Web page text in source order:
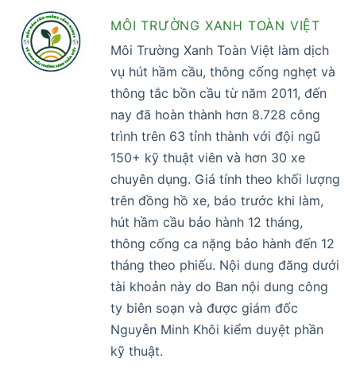
MÔI TRƯỜNG XANH TOÀN VIỆT
Môi Trường Xanh Toàn Việt làm dịch
vụ hút hầm cầu, thông cống nghẹt và
thông tắc bồn cầu từ năm 2011, đến
nay đã hoàn thành hơn 8.728 công
trình trên 63 tỉnh thành với đội ngũ
150+ kỹ thuật viên và hơn 30 xe
chuyên dụng. Giá tính theo khối lượng
trên đồng hồ xe, báo trước khi làm,
hút hầm cầu bảo hành 12 tháng,
thông cống ca nặng bảo hành đến 12
tháng theo phiếu. Nội dung đăng dưới
tài khoản này do Ban nội dung công
ty biên soạn và được giám đốc
Nguyễn Minh Khôi kiểm duyệt phần
kỹ thuật.